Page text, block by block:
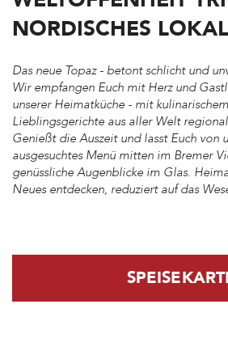
NORDISCHES
Das neue Topaz - betont schlicht und
Wir empfangen Euch mit Herz und
unserer Heimatküche - mit
Lieblingsgerichte aus aller Welt
Genießt die Auszeit und lasst Euch von
ausgesuchtes Menü mitten im Bremer
genüssliche Augenblicke im Glas.
Neues entdecken, reduziert auf das